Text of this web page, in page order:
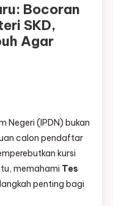
Bocoran
SKD,
Agar
Negeri (IPDN) bukan
calon pendaftar
kursi
memahami Tes
penting bagi